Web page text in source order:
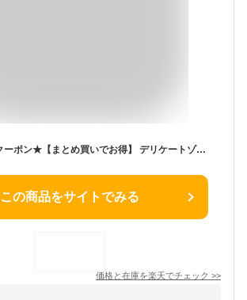
P5倍＆20％OFFクーポン★【まとめ買いでお得】 デリケートゾーン専用ウェットシート 15枚入り拭き取りシート おりもの フェムテック 生理 サニタリー 陰部 ムレ 匂い ニオイ かゆみ 産後ケア 消臭 脱毛 除毛 フェムケア VIO PH JAPAN 日本製
この商品をサイトでみる
価格と在庫を楽天でチェック >>